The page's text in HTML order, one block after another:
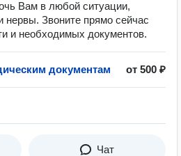
Вам в любой ситуации,
нервы. Звоните прямо сейчас
и необходимых документов.
документам от 500 ₽
Чат